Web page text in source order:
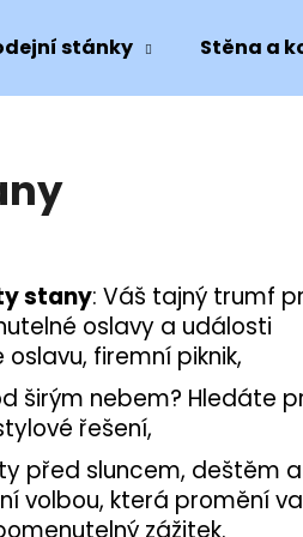
stánky Stěna a
stany: Váš tajný trumf
oslavy a události
oslavu, firemní piknik,
širým nebem? Hledáte
řešení,
před sluncem, deštěm
volbou, která promění
zážitek.
HLEDAT